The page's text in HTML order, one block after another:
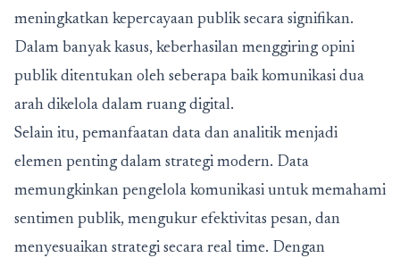
meningkatkan kepercayaan publik secara signifikan.
Dalam banyak kasus, keberhasilan menggiring opini
publik ditentukan oleh seberapa baik komunikasi dua
arah dikelola dalam ruang digital.
Selain itu, pemanfaatan data dan analitik menjadi
elemen penting dalam strategi modern. Data
memungkinkan pengelola komunikasi untuk memahami
sentimen publik, mengukur efektivitas pesan, dan
menyesuaikan strategi secara real time. Dengan